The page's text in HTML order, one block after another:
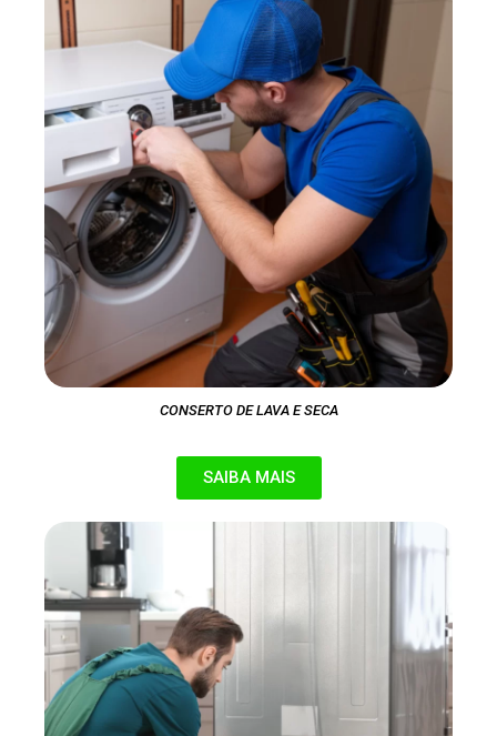
CONSERTO DE LAVA E SECA
SAIBA MAIS